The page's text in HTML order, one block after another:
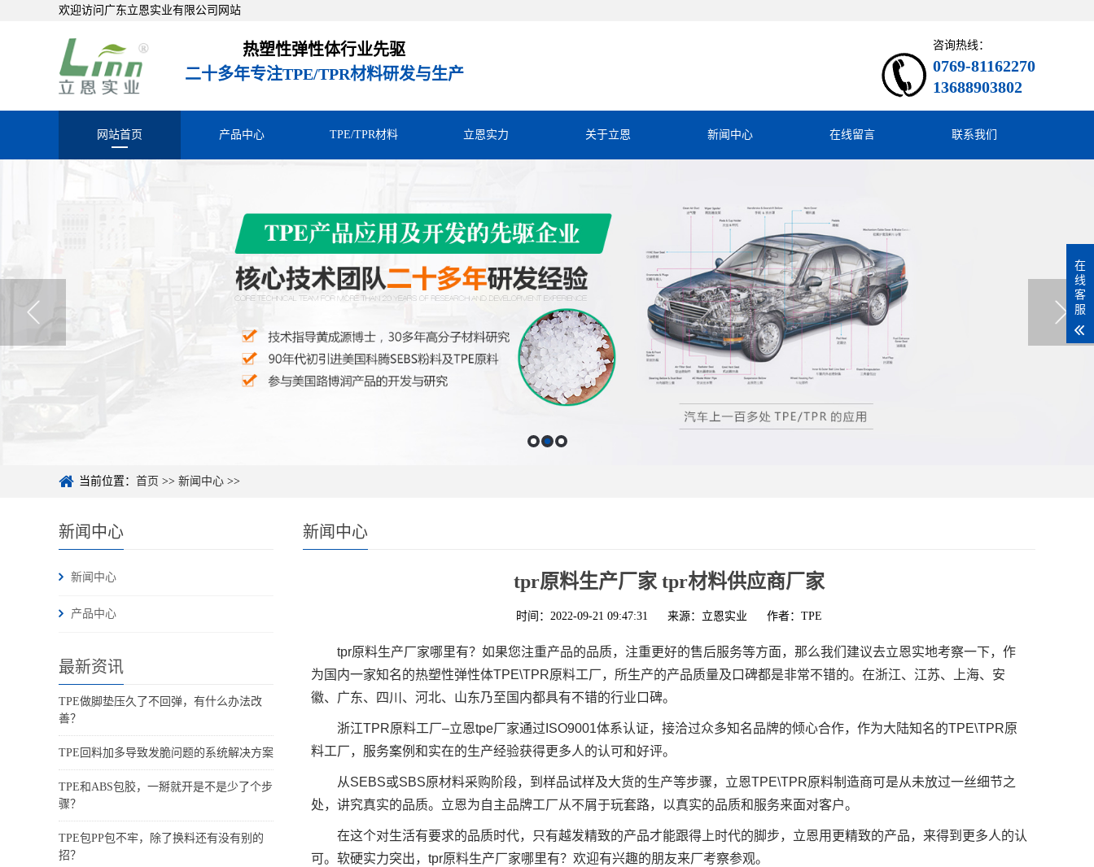
欢迎访问广东立恩实业有限公司网站
热塑性弹性体行业先驱
二十多年专注TPE/TPR材料研发与生产
咨询热线：
0769-81162270
13688903802
网站首页 产品中心 TPE/TPR材料 立恩实力 关于立恩 新闻中心 在线留言 联系我们
当前位置： 首页 >> 新闻中心 >>
新闻中心
新闻中心
产品中心
最新资讯
TPE做脚垫压久了不回弹，有什么办法改
善？
TPE回料加多导致发脆问题的系统解决方案
TPE和ABS包胶，一掰就开是不是少了个步
骤？
TPE包PP包不牢，除了换料还有没有别的
招？
新闻中心
tpr原料生产厂家 tpr材料供应商厂家
时间：2022-09-21 09:47:31 来源：立恩实业 作者：TPE
tpr原料生产厂家哪里有？如果您注重产品的品质，注重更好的售后服务等方面，那么我们建议去立恩实地考察一下，作
为国内一家知名的热塑性弹性体TPE\TPR原料工厂，所生产的产品质量及口碑都是非常不错的。在浙江、江苏、上海、安
徽、广东、四川、河北、山东乃至国内都具有不错的行业口碑。
浙江TPR原料工厂–立恩tpe厂家通过 ISO9001体系认证，接洽过众多知名品牌的倾心合作，作为大陆知名的TPE\TPR原
料工厂，服务案例和实在的生产经验获得更多人的认可和好评。
从SEBS或SBS原材料采购阶段，到样品试样及大货的生产等步骤，立恩TPE\TPR原料制造商可是从未放过一丝细节之
处，讲究真实的品质。立恩为自主品牌工厂从不屑于玩套路，以真实的品质和服务来面对客户。
在这个对生活有要求的品质时代，只有越发精致的产品才能跟得上时代的脚步，立恩用更精致的产品，来得到更多人的认
可。软硬实力突出，tpr原料生产厂家哪里有？欢迎有兴趣的朋友来厂考察参观。
在
线
客
服